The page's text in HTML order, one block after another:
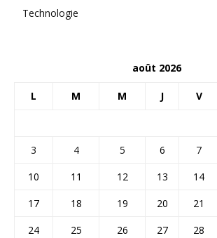
Technologie
août 2026
L M M J V
3
4 5 6 7
10
11 12 13 14
17
18 19 20 21
24
25 26 27 28